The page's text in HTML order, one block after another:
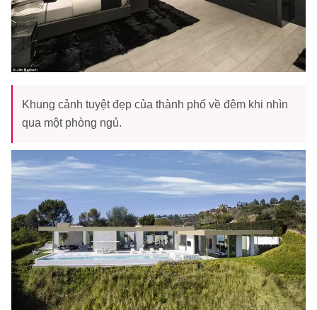
Khung cảnh tuyệt đẹp của thành phố về đêm khi nhìn
qua một phòng ngủ.